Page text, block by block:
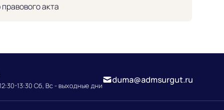
акта
13:30 Сб, Вс - выходные дни
duma@admsurgut.ru